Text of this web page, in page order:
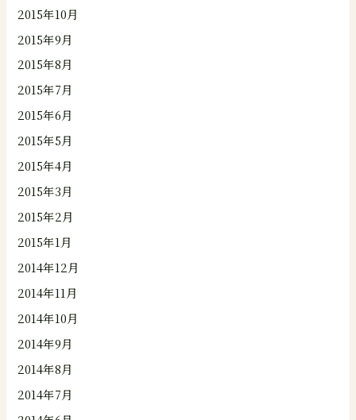
2015年10月
2015年9月
2015年8月
2015年7月
2015年6月
2015年5月
2015年4月
2015年3月
2015年2月
2015年1月
2014年12月
2014年11月
2014年10月
2014年9月
2014年8月
2014年7月